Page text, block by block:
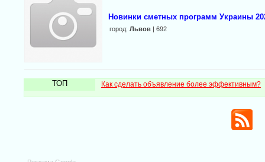
Новинки сметных программ Украины
город: Львов| 692
ТОП Как сделать объявление более эффективным?